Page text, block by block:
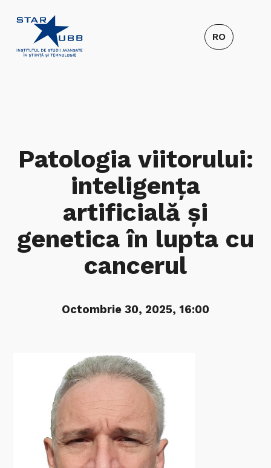
Patologia viitorului:
inteligența
artificială și
genetica în lupta cu
cancerul
Octombrie 30, 2025, 16:00